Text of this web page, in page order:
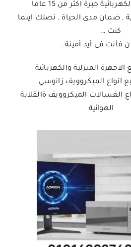
خبرة اكثر من 15 عاما
, ضمان مدى الحياة , نصلك اينما
كنت …
فأنت فى أيد أمينة .
المنزلية والكهربائية
انواع الميكروويف زانوسي
الغسالات الميكروويف ةالقلاية
الهوائية